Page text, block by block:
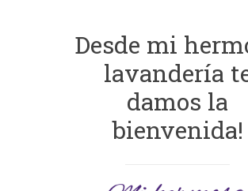
Desde mi
lavandería
damos la
bienvenida!